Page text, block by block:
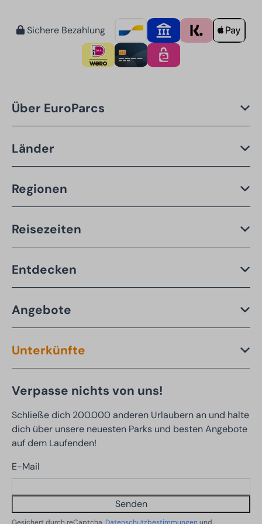
Sichere Bezahlung
Über EuroParcs
Länder
Regionen
Reisezeiten
Entdecken
Angebote
Unterkünfte
Verpasse nichts von uns!
Schließe dich 200.000 anderen Urlaubern an und halte
dich über unsere neuesten Parks und besten Angebote
auf dem Laufenden!
E-Mail
Senden